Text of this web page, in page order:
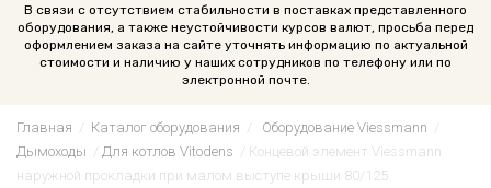
В связи с отсутствием стабильности в поставках представленного
оборудования, а также неустойчивости курсов валют, просьба перед
оформлением заказа на сайте уточнять информацию по актуальной
стоимости и наличию у наших сотрудников по телефону или по
электронной почте.
Главная Каталог оборудования Оборудование Viessmann
Дымоходы
Для котлов Vitodens
Концевой элемент Viessmann
наружной прокладки при малом выступе крыши 80/125